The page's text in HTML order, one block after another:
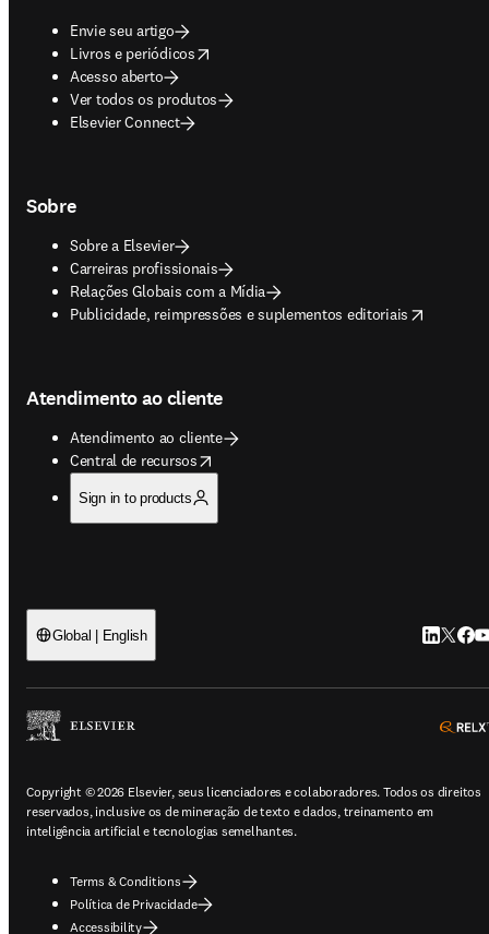
Envie seu artigo
Livros e periódicos
opens in new tab/window
Acesso aberto
Ver todos os produtos
Elsevier Connect
Sobre
Sobre a Elsevier
Carreiras profissionais
Relações Globais com a Mídia
Publicidade, reimpressões e suplementos editoriais
opens in new tab/window
Atendimento ao cliente
Atendimento ao cliente
Central de recursos
opens in new tab/window
Sign in to products
Global | English LinkedIn
Copyright © 2026 Elsevier, seus licenciadores e colaboradores. Todos os direitos
reservados, inclusive os de mineração de texto e dados, treinamento em
inteligência artificial e tecnologias semelhantes.
Terms & Conditions
Política de Privacidade
Accessibility